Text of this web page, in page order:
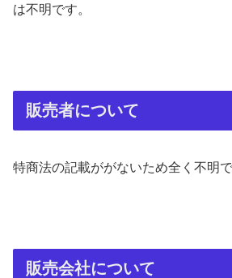
は不明です。
販売者について
特商法の記載ががないため全く不明で
販売会社について